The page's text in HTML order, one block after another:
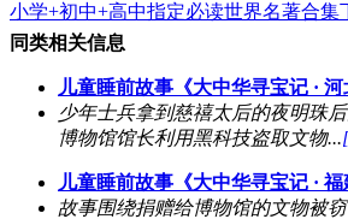
小学+初中+高中指定必读世界名著合集
同类相关信息
儿童睡前故事《大中华寻宝记 ·
少年士兵拿到慈禧太后的夜明珠
博物馆馆长利用黑科技盗取文物...
儿童睡前故事《大中华寻宝记 ·
故事围绕捐赠给博物馆的文物被